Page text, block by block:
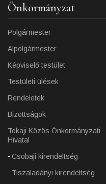
Önkormányzat
Polgármester
Alpolgármester
Képviselő testület
Testületi ülések
Rendeletek
Bizottságok
Tokaji Közös Önkormányzati
Hivatal
Csobaji kirendeltség
Tiszaladányi kirendeltség